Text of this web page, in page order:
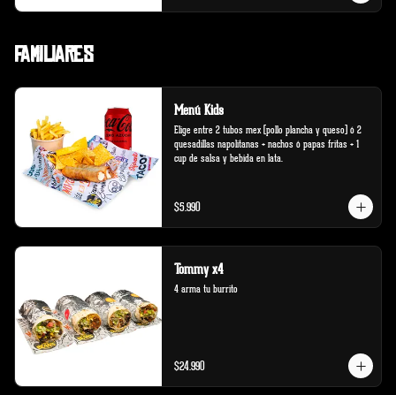
Familiares
Menú Kids
Elige entre 2 tubos mex (pollo plancha y queso) ó 2
quesadillas napolitanas + nachos ó papas fritas + 1
cup de salsa y bebida en lata.
$5.990
Tommy x4
4 arma tu burrito
$24.990